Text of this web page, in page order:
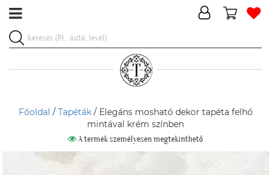
Főoldal / Tapéták/ Elegáns mosható dekor tapéta felhő
mintával krém színben
A termék személyesen megtekinthető